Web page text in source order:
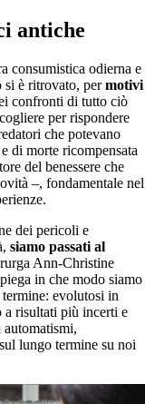
antiche
consumistica odierna e
si è ritrovato, permotivi
confronti di tutto ciò
per rispondere
che potevano
di morte ricompensata
del benessere che
–, fondamentale nel
dei pericoli e
siamo passati al
Ann-Christine
in che modo siamo
evolutosi in
a risultati più incerti e
lungo termine su noi